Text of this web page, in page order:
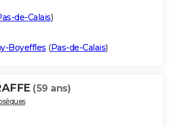
de-Calais)
Boyeffles (Pas-de-Calais)
(59 ans)